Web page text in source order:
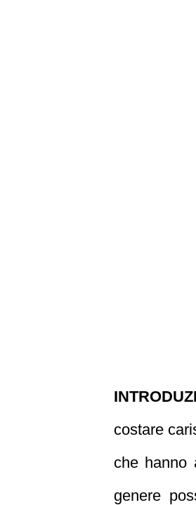
costare
che hanno
genere